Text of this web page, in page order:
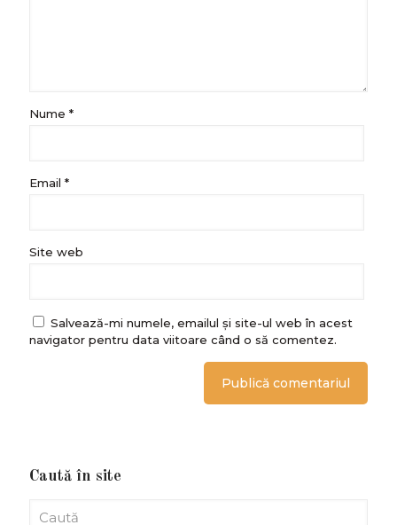
Nume *
Email *
Site web
Salvează-mi numele, emailul și site-ul web în acest
navigator pentru data viitoare când o să comentez.
Caută în site